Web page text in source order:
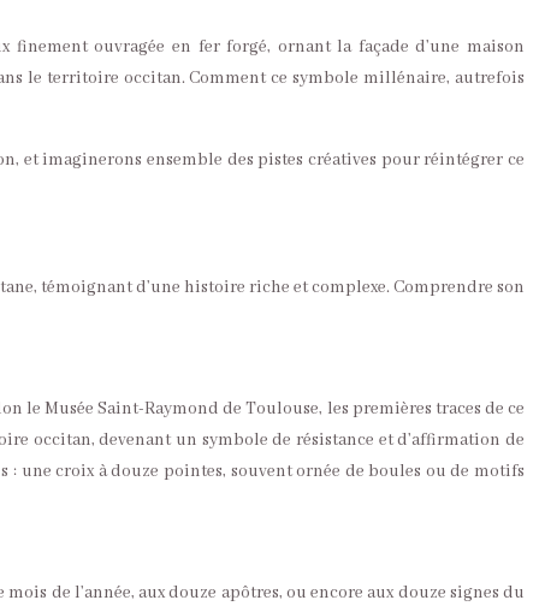
ouvragée en fer forgé, ornant la façade d’une maison
le territoire occitan. Comment ce symbole millénaire, autrefois
et imaginerons ensemble des pistes créatives pour réintégrer ce
témoignant d’une histoire riche et complexe. Comprendre son
le Musée Saint-Raymond de Toulouse, les premières traces de ce
occitan, devenant un symbole de résistance et d’affirmation de
une croix à douze pointes, souvent ornée de boules ou de motifs
de l’année, aux douze apôtres, ou encore aux douze signes du